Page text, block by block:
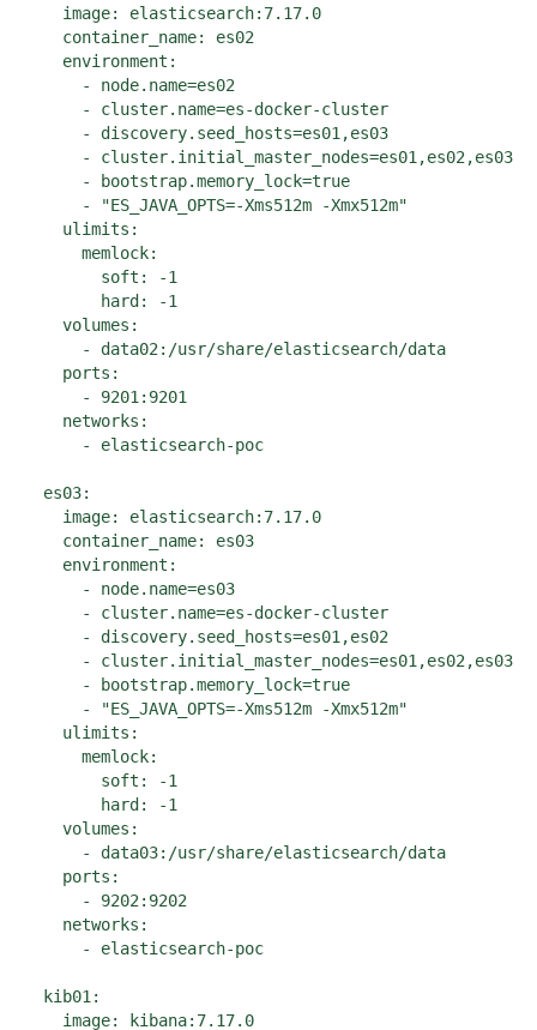
    image: elasticsearch:7.17.0
    container_name: es02
    environment:
      - node.name=es02
      - cluster.name=es-docker-cluster
      - discovery.seed_hosts=es01,es03
      - cluster.initial_master_nodes=es01,es02,es03
      - bootstrap.memory_lock=true
      - "ES_JAVA_OPTS=-Xms512m -Xmx512m"
    ulimits:
      memlock:
        soft: -1
        hard: -1
    volumes:
      - data02:/usr/share/elasticsearch/data
    ports:
      - 9201:9201
    networks:
      - elasticsearch-poc
  es03:
    image: elasticsearch:7.17.0
    container_name: es03
    environment:
      - node.name=es03
      - cluster.name=es-docker-cluster
      - discovery.seed_hosts=es01,es02
      - cluster.initial_master_nodes=es01,es02,es03
      - bootstrap.memory_lock=true
      - "ES_JAVA_OPTS=-Xms512m -Xmx512m"
    ulimits:
      memlock:
        soft: -1
        hard: -1
    volumes:
      - data03:/usr/share/elasticsearch/data
    ports:
      - 9202:9202
    networks:
      - elasticsearch-poc
  kib01:
    image: kibana:7.17.0